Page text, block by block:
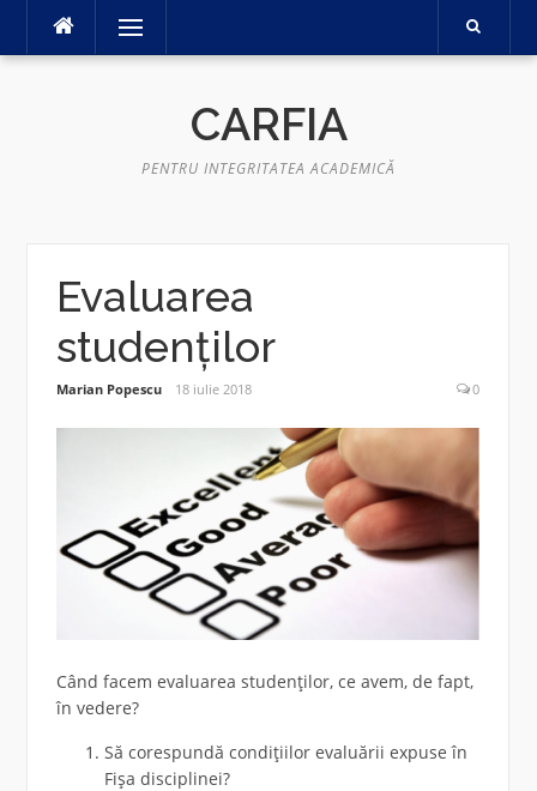
conținut
Meniu
CARFIA
PENTRU INTEGRITATEA ACADEMICĂ
Evaluarea
studenților
Marian Popescu 18 iulie 2018 0
Când facem evaluarea studenților, ce avem, de fapt,
în vedere?
Să corespundă condițiilor evaluării expuse în
Fișa disciplinei?